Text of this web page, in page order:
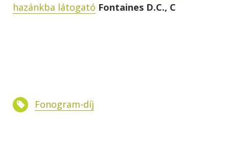
hazánkba látogató Fontaines D.C., C
Fonogram-díj